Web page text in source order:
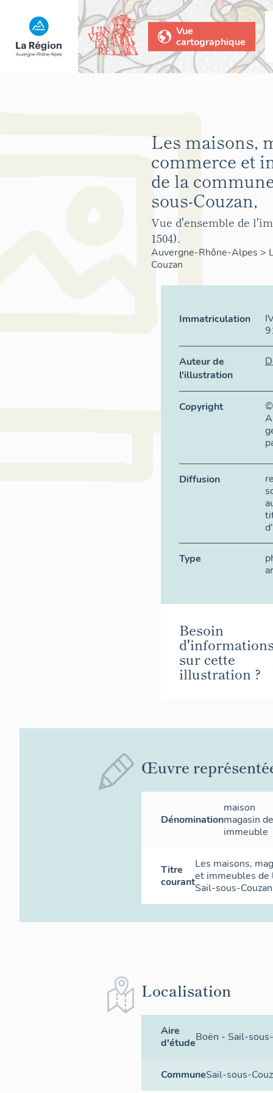
Vue
cartographique
Les maisons,
commerce et
de la
sous-Couzan,
Vue d'ensemble de
1504).
Auvergne-Rhône-Alpes >
Couzan
Immatriculation
Auteur de
l'illustration
Copyright
©
Diffusion
Type
Besoin
sur cette
illustration ?
Œuvre
Dénomination
maison
magasin
immeuble
Titre
courant
Les maisons,
et immeubles de
Sail-sous-Couzan
Localisation
Aire
d'étudeBoën - Sail-
CommuneSail-sous-